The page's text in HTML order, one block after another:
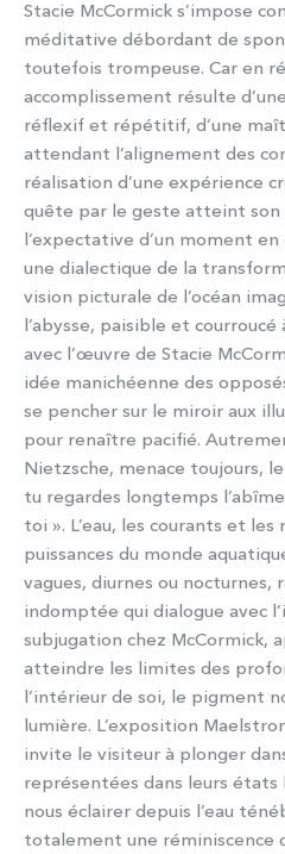
Stacie McCormick s’impose
méditative débordant de
toutefois trompeuse. Car en
accomplissement résulte
réflexif et répétitif, d’une
attendant l’alignement des
réalisation d’une expérience
quête par le geste atteint son
l’expectative d’un moment
une dialectique de la
vision picturale de l’océan
l’abysse, paisible et
avec l’œuvre de Stacie
idée manichéenne des
se pencher sur le miroir aux
pour renaître pacifié.
Nietzsche, menace toujours,
tu regardes longtemps
toi ». L’eau, les courants et
puissances du monde
vagues, diurnes ou nocturnes,
indomptée qui dialogue avec
subjugation chez McCormick,
atteindre les limites des
l’intérieur de soi, le pigment
lumière. L’exposition
invite le visiteur à plonger
représentées dans leurs états
nous éclairer depuis l’eau
totalement une réminiscence